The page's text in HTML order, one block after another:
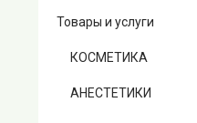
Товары и услуги
КОСМЕТИКА
АНЕСТЕТИКИ